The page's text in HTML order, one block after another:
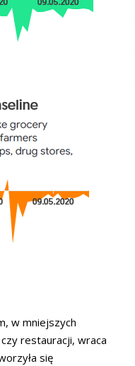
w mniejszych
restauracji, wraca
się